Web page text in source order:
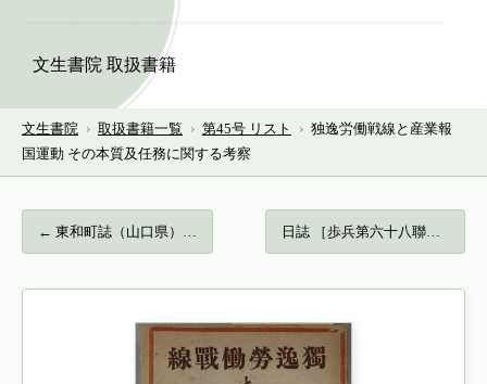
文生書院 取扱書籍
文生書院 › 取扱書籍一覧 › 第45号 リスト › 独逸労働戦線と産業報
国運動 その本質及任務に関する考察
← 東和町誌（山口県）… 日誌 ［歩兵第六十八聯隊第五中隊・３月１… →